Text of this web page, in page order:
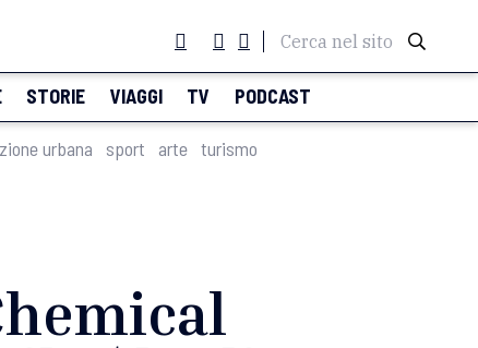
Cerca nel sito
STORIE VIAGGI TV PODCAST
urbana sport arte turismo